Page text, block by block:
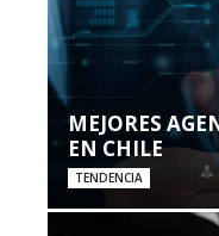
MEJORES
EN CHILE
TENDENCIA